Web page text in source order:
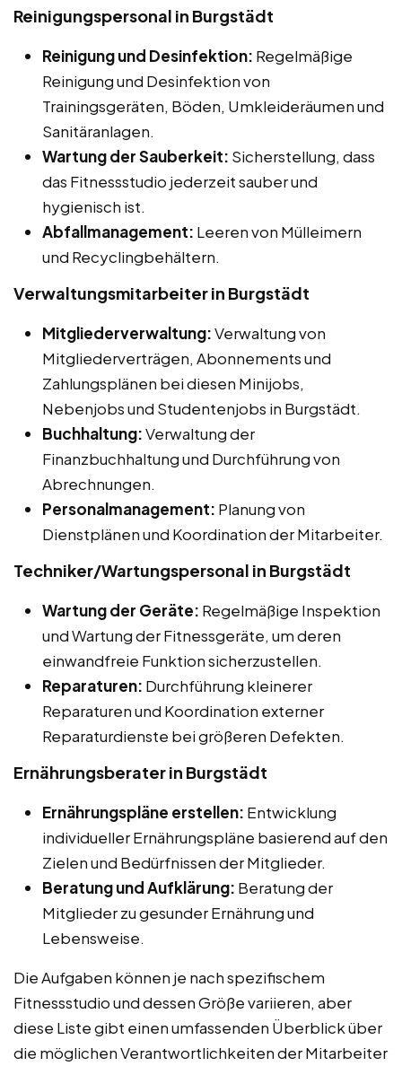
Reinigungspersonal in Burgstädt
Reinigung und Desinfektion: Regelmäßige
Reinigung und Desinfektion von
Trainingsgeräten, Böden, Umkleideräumen und
Sanitäranlagen.
Wartung der Sauberkeit: Sicherstellung, dass
das Fitnessstudio jederzeit sauber und
hygienisch ist.
Abfallmanagement: Leeren von Mülleimern
und Recyclingbehältern.
Verwaltungsmitarbeiter in Burgstädt
Mitgliederverwaltung:Verwaltung von
Mitgliederverträgen, Abonnements und
Zahlungsplänen bei diesen Minijobs,
Nebenjobs und Studentenjobs in Burgstädt.
Buchhaltung:Verwaltung der
Finanzbuchhaltung und Durchführung von
Abrechnungen.
Personalmanagement: Planung von
Dienstplänen und Koordination der Mitarbeiter.
Techniker/Wartungspersonal in Burgstädt
Wartung der Geräte: Regelmäßige Inspektion
und Wartung der Fitnessgeräte, um deren
einwandfreie Funktion sicherzustellen.
Reparaturen: Durchführung kleinerer
Reparaturen und Koordination externer
Reparaturdienste bei größeren Defekten.
Ernährungsberater in Burgstädt
Ernährungspläne erstellen: Entwicklung
individueller Ernährungspläne basierend auf den
Zielen und Bedürfnissen der Mitglieder.
Beratung und Aufklärung: Beratung der
Mitglieder zu gesunder Ernährung und
Lebensweise.
Die Aufgaben können je nach spezifischem
Fitnessstudio und dessen Größe variieren, aber
diese Liste gibt einen umfassenden Überblick über
die möglichen Verantwortlichkeiten der Mitarbeiter